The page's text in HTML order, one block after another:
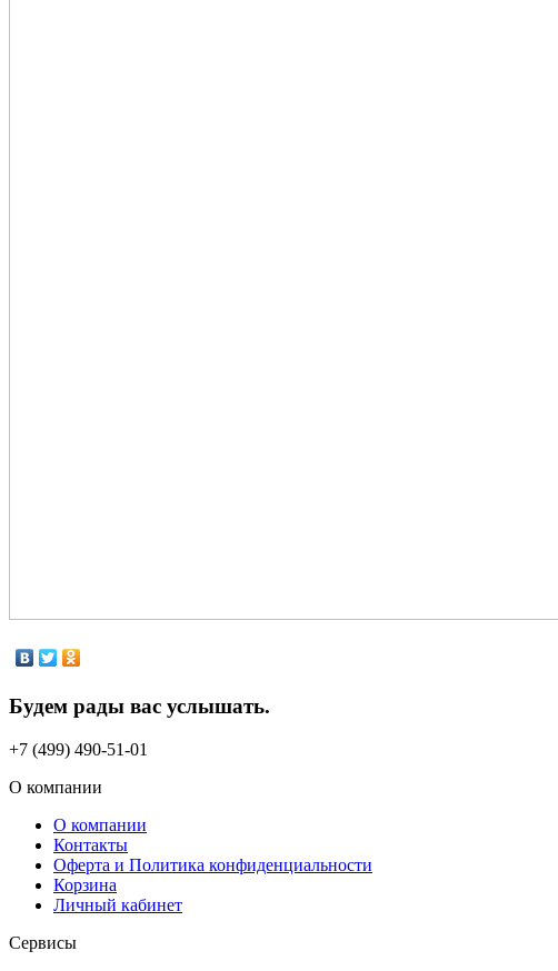
Будем рады вас услышать.
+7 (499) 490-51-01
О компании
О компании
Контакты
Оферта и Политика конфиденциальности
Корзина
Личный кабинет
Сервисы